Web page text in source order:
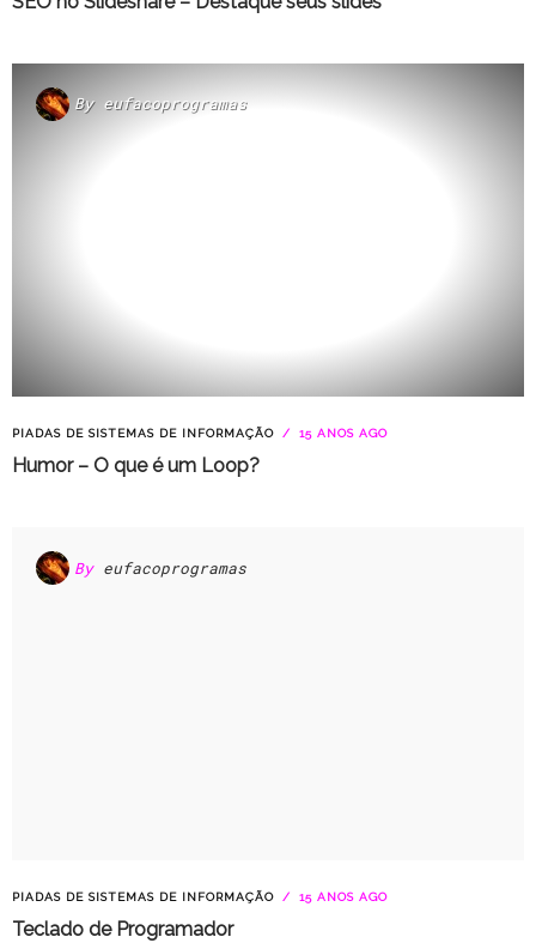
By eufacoprogramas
PIADAS DE SISTEMAS DE INFORMAÇÃO 15 ANOS AGO
Humor – O que é um Loop?
By eufacoprogramas
PIADAS DE SISTEMAS DE INFORMAÇÃO 15 ANOS AGO
Teclado de Programador